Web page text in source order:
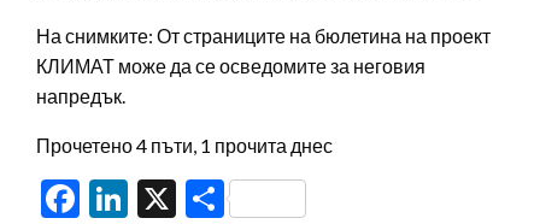
На снимките: От страниците на бюлетина на проект
КЛИМАТ може да се осведомите за неговия
напредък.
Прочетено 4 пъти, 1 прочита днес
Facebook
LinkedIn
X Share